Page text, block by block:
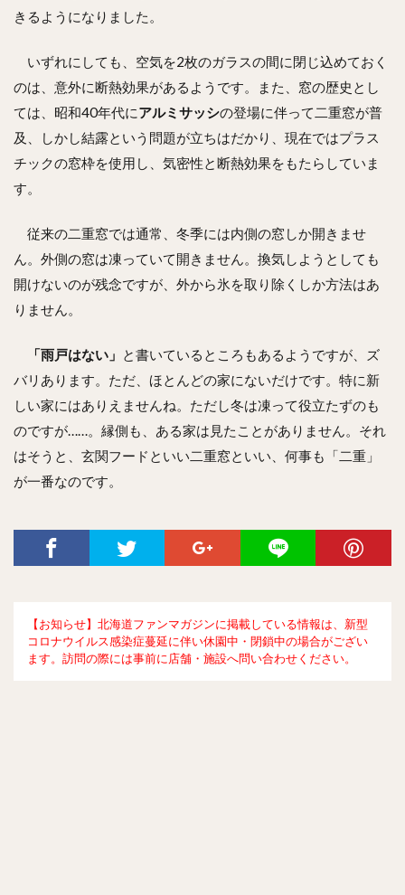
きるようになりました。
いずれにしても、空気を2枚のガラスの間に閉じ込めておく
のは、意外に断熱効果があるようです。また、窓の歴史とし
ては、昭和40年代にアルミサッシの登場に伴って二重窓が普
及、しかし結露という問題が立ちはだかり、現在ではプラス
チックの窓枠を使用し、気密性と断熱効果をもたらしていま
す。
従来の二重窓では通常、冬季には内側の窓しか開きませ
ん。外側の窓は凍っていて開きません。換気しようとしても
開けないのが残念ですが、外から氷を取り除くしか方法はあ
りません。
「雨戸はない」 と書いているところもあるようですが、ズ
バリあります。ただ、ほとんどの家にないだけです。特に新
しい家にはありえませんね。ただし冬は凍って役立たずのも
のですが……。縁側も、ある家は見たことがありません。それ
はそうと、玄関フードといい二重窓といい、何事も「二重」
が一番なのです。
【お知らせ】北海道ファンマガジンに掲載している情報は、新型
コロナウイルス感染症蔓延に伴い休園中・閉鎖中の場合がござい
ます。訪問の際には事前に店舗・施設へ問い合わせください。